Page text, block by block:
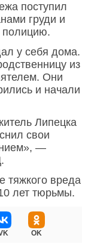
поступил
груди и
полицию.
у себя дома.
из
Они
и начали
Липецка
свои
—
тяжкого вреда
лет тюрьмы.
OK